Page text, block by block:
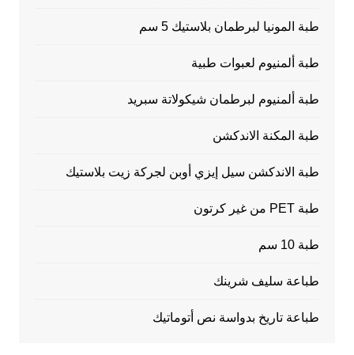
طبة المونيا لبرطمان بلاستيك 5 سم
طبة ألمنيوم لعبوات طبية
طبة ألمنيوم لبرطمان شيكولاتة سبريد
طبة المكنة الاندكشن
طبة الاندكشن سيل إيزي أوبن لجركة زيت بلاستيك
طبة PET من غير كرتون
طبة 10 سم
طباعة سليف شرينك
طباعة تاريخ بدواسة نص أتوماتيك